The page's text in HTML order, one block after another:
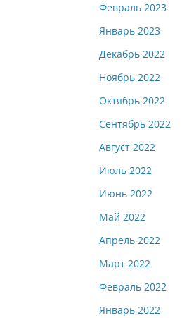
Февраль 2023
Январь 2023
Декабрь 2022
Ноябрь 2022
Октябрь 2022
Сентябрь 2022
Август 2022
Июль 2022
Июнь 2022
Май 2022
Апрель 2022
Март 2022
Февраль 2022
Январь 2022